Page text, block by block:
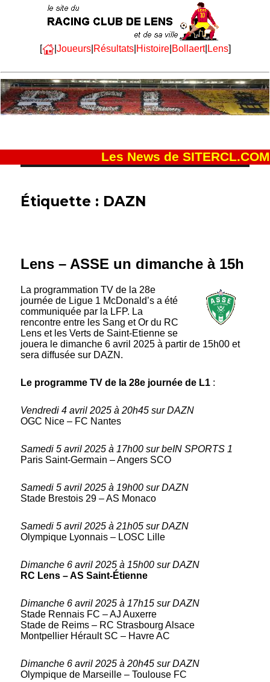
[ | Joueurs| Résultats| Histoire| Bollaert| Lens]
Les News de SITERCL.COM
Étiquette : DAZN
Lens – ASSE un dimanche à 15h
La programmation TV de la 28e
journée de Ligue 1 McDonald’s a été
communiquée par la LFP. La
rencontre entre les Sang et Or du RC
Lens et les Verts de Saint-Etienne se
jouera le dimanche 6 avril 2025 à partir de 15h00 et
sera diffusée sur DAZN.
Le programme TV de la 28e journée de L1 :
Vendredi 4 avril 2025 à 20h45 sur DAZN
OGC Nice – FC Nantes
Samedi 5 avril 2025 à 17h00 sur beIN SPORTS 1
Paris Saint-Germain – Angers SCO
Samedi 5 avril 2025 à 19h00 sur DAZN
Stade Brestois 29 – AS Monaco
Samedi 5 avril 2025 à 21h05 sur DAZN
Olympique Lyonnais – LOSC Lille
Dimanche 6 avril 2025 à 15h00 sur DAZN
RC Lens – AS Saint-Étienne
Dimanche 6 avril 2025 à 17h15 sur DAZN
Stade Rennais FC – AJ Auxerre
Stade de Reims – RC Strasbourg Alsace
Montpellier Hérault SC – Havre AC
Dimanche 6 avril 2025 à 20h45 sur DAZN
Olympique de Marseille – Toulouse FC